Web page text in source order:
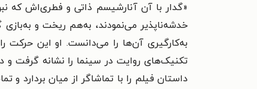
«گدار با آن آنارشیسم ذاتی و فطری‌اش که
خدشه‌ناپذیر می‌نمودند، به‌هم ریخت و به‌بازی
به‌کارگیری آن‌ها را می‌دانست. او این حرکت
تکنیک‌های روایت در سینما را نشانه گرفت
داستان فیلم را با تماشاگر از میان بردارد و